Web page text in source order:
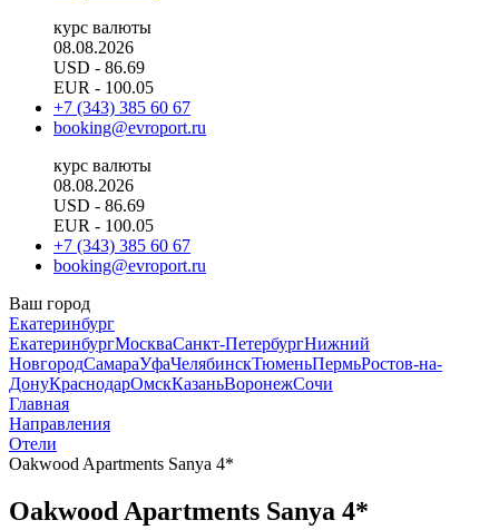
курс валюты
08.08.2026
USD - 86.69
EUR - 100.05
+7 (343) 385 60 67
booking@evroport.ru
курс валюты
08.08.2026
USD - 86.69
EUR - 100.05
+7 (343) 385 60 67
booking@evroport.ru
Ваш город
Екатеринбург
ЕкатеринбургМоскваСанкт-ПетербургНижний
НовгородСамараУфаЧелябинскТюменьПермьРостов-на-
ДонуКраснодарОмскКазаньВоронежСочи
Главная
Направления
Отели
Oakwood Apartments Sanya 4*
Oakwood Apartments Sanya 4*